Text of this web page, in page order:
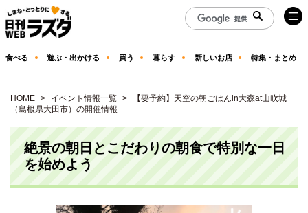
食べる 遊ぶ・出かける 買う 暮らす 新しいお店 特集・まとめ
HOME イベント情報一覧
【要予約】天空の朝ごはんin大森at山吹城
（島根県大田市）の開催情報
絶景の朝日とこだわりの朝食で特別な一日
を始めよう